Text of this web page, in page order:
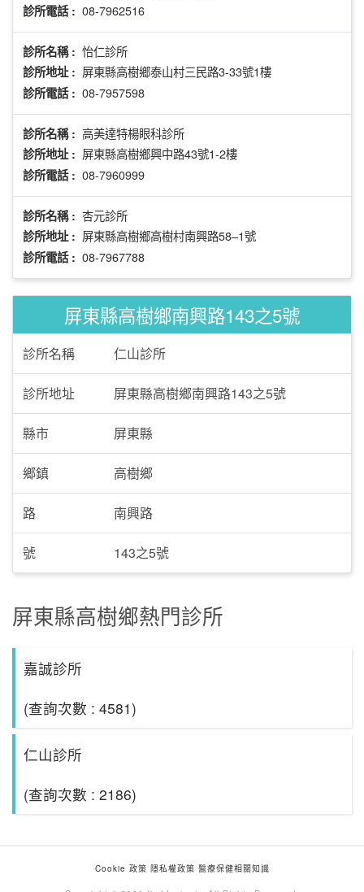
診所電話 : 08-7962516
診所名稱 : 怡仁診所
診所地址 : 屏東縣高樹鄉泰山村三民路3-33號1樓
診所電話 : 08-7957598
診所名稱 : 高美達特楊眼科診所
診所地址 : 屏東縣高樹鄉興中路43號1-2樓
診所電話 : 08-7960999
診所名稱 : 杏元診所
診所地址 : 屏東縣高樹鄉高樹村南興路58–1號
診所電話 : 08-7967788
屏東縣高樹鄉南興路143之5號
診所名稱 仁山診所
診所地址 屏東縣高樹鄉南興路143之5號
縣市 屏東縣
鄉鎮 高樹鄉
路 南興路
號 143之5號
屏東縣高樹鄉熱門診所
嘉誠診所
(查詢次數 : 4581)
仁山診所
(查詢次數 : 2186)
Cookie 政策 隱私權政策 醫療保健相關知識